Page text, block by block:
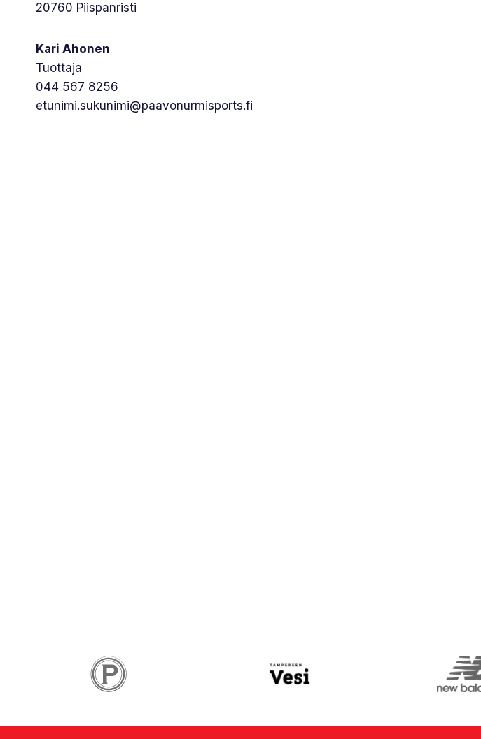
20760 Piispanristi
Kari Ahonen
Tuottaja
044 567 8256
etunimi.sukunimi@paavonurmisports.fi